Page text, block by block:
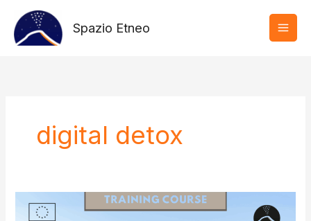
contenuto
Spazio Etneo
digital detox